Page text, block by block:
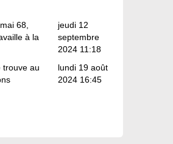
68,
à la
jeudi 12
septembre
2024 11:18
trouve au
lundi 19 août
2024 16:45